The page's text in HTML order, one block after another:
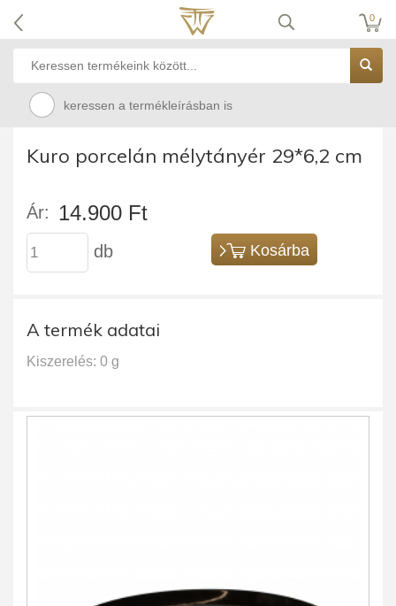
0
keressen a termékleírásban is
Kuro porcelán mélytányér 29*6,2 cm
Ár: 14.900 Ft
db Kosárba
A termék adatai
Kiszerelés: 0 g